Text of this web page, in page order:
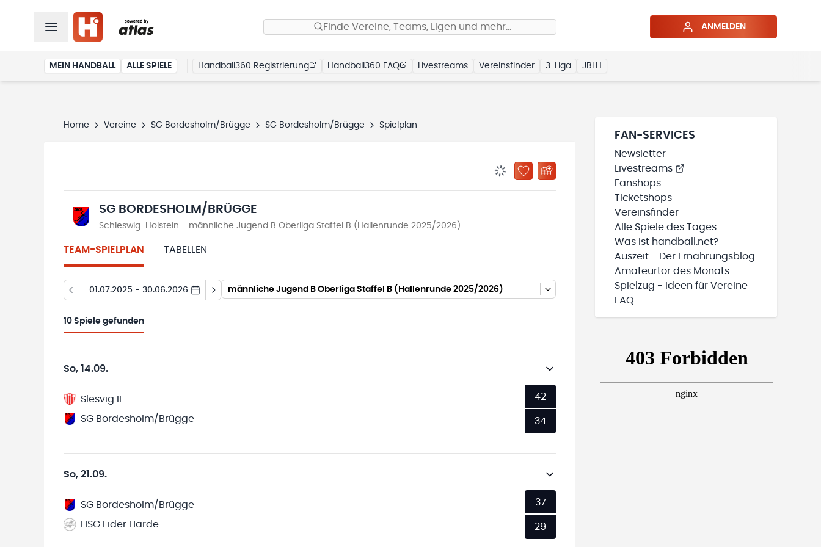
Finde Vereine, Teams, Ligen und mehr… ANMELDEN
MEIN HANDBALL ALLE SPIELE Handball360 Registrierung Handball360 FAQ Livestreams Vereinsfinder 3. Liga JBLH
Home Vereine SG Bordesholm/Brügge SG Bordesholm/Brügge Spielplan
BENACHRICHTIGUNGSSTATUS WIRD GELADEN
ZU „MEINE TEAMS“ HINZUFÜGEN
SG BORDESHOLM/BRÜGGE
Schleswig-Holstein - männliche Jugend B Oberliga Staffel B (Hallenrunde 2025/2026)
TEAM-SPIELPLAN TABELLEN
01.07.2025 - 30.06.2026 männliche Jugend B Oberliga Staffel B (Hallenrunde 2025/2026)
10 Spiele gefunden
So, 14.09.
Slesvig IF
SG Bordesholm/Brügge
42
34
So, 21.09.
SG Bordesholm/Brügge
HSG Eider Harde
37
29
FAN-SERVICES
Newsletter
Livestreams
Fanshops
Ticketshops
Vereinsfinder
Alle Spiele des Tages
Was ist handball.net?
Auszeit - Der Ernährungsblog
Amateurtor des Monats
Spielzug - Ideen für Vereine
FAQ